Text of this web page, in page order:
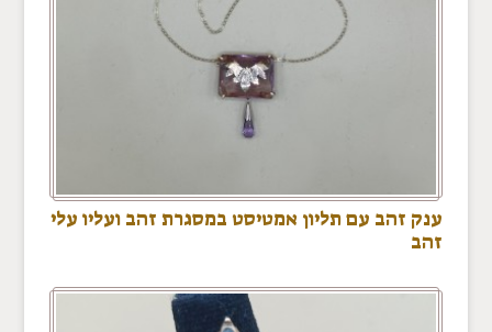
ענק זהב עם תליון אמטיסט במסגרת זהב ועליו עלי
זהב